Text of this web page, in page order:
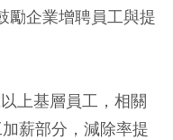
勵企業增聘員工與提
上基層員工，相關
薪部分，減除率提